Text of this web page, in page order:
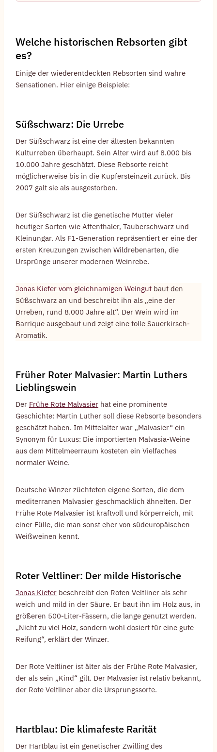
Welche historischen Rebsorten gibt
es?
Einige der wiederentdeckten Rebsorten sind wahre
Sensationen. Hier einige Beispiele:
Süßschwarz: Die Urrebe
Der Süßschwarz ist eine der ältesten bekannten
Kulturreben überhaupt. Sein Alter wird auf 8.000 bis
10.000 Jahre geschätzt. Diese Rebsorte reicht
möglicherweise bis in die Kupfersteinzeit zurück. Bis
2007 galt sie als ausgestorben.
Der Süßschwarz ist die genetische Mutter vieler
heutiger Sorten wie Affenthaler, Tauberschwarz und
Kleinungar. Als F1-Generation repräsentiert er eine der
ersten Kreuzungen zwischen Wildrebenarten, die
Ursprünge unserer modernen Weinrebe.
Jonas Kiefer vom gleichnamigen Weingut baut den
Süßschwarz an und beschreibt ihn als „eine der
Urreben, rund 8.000 Jahre alt“. Der Wein wird im
Barrique ausgebaut und zeigt eine tolle Sauerkirsch-
Aromatik.
Früher Roter Malvasier: Martin Luthers
Lieblingswein
Der Frühe Rote Malvasier hat eine prominente
Geschichte: Martin Luther soll diese Rebsorte besonders
geschätzt haben. Im Mittelalter war „Malvasier“ ein
Synonym für Luxus: Die importierten Malvasia-Weine
aus dem Mittelmeerraum kosteten ein Vielfaches
normaler Weine.
Deutsche Winzer züchteten eigene Sorten, die dem
mediterranen Malvasier geschmacklich ähnelten. Der
Frühe Rote Malvasier ist kraftvoll und körperreich, mit
einer Fülle, die man sonst eher von südeuropäischen
Weißweinen kennt.
Roter Veltliner: Der milde Historische
Jonas Kiefer beschreibt den Roten Veltliner als sehr
weich und mild in der Säure. Er baut ihn im Holz aus, in
größeren 500-Liter-Fässern, die lange genutzt werden.
„Nicht zu viel Holz, sondern wohl dosiert für eine gute
Reifung“, erklärt der Winzer.
Der Rote Veltliner ist älter als der Frühe Rote Malvasier,
der als sein „Kind“ gilt. Der Malvasier ist relativ bekannt,
der Rote Veltliner aber die Ursprungssorte.
Hartblau: Die klimafeste Rarität
Der Hartblau ist ein genetischer Zwilling des